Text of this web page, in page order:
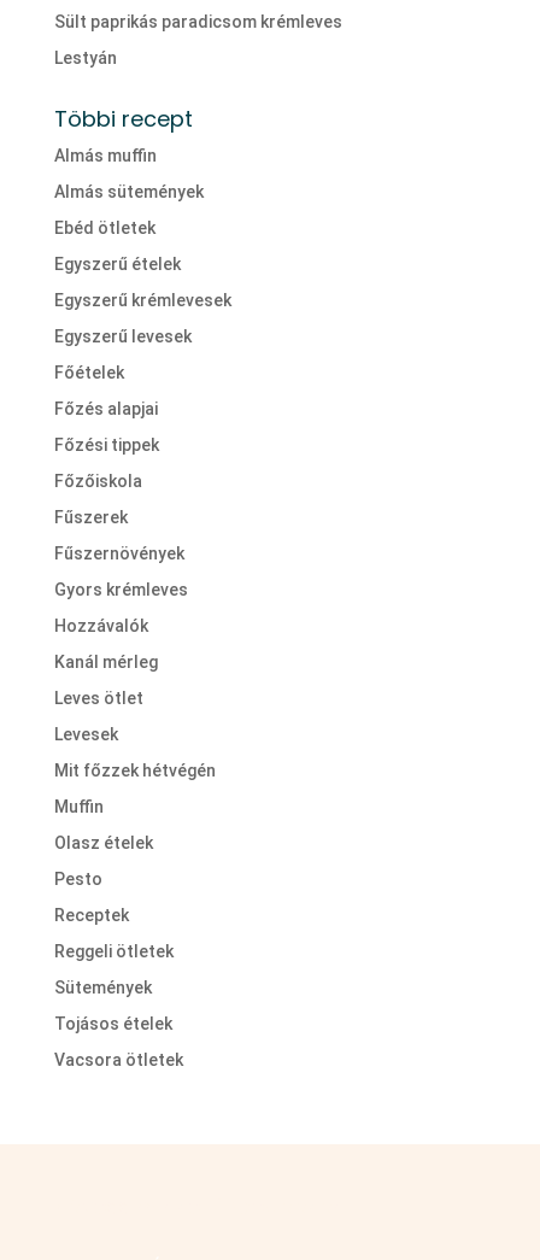
Sült paprikás paradicsom krémleves
Lestyán
Többi recept
Almás muffin
Almás sütemények
Ebéd ötletek
Egyszerű ételek
Egyszerű krémlevesek
Egyszerű levesek
Főételek
Főzés alapjai
Főzési tippek
Főzőiskola
Fűszerek
Fűszernövények
Gyors krémleves
Hozzávalók
Kanál mérleg
Leves ötlet
Levesek
Mit főzzek hétvégén
Muffin
Olasz ételek
Pesto
Receptek
Reggeli ötletek
Sütemények
Tojásos ételek
Vacsora ötletek